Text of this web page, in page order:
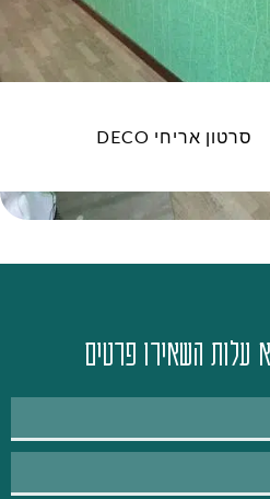
סרטון אריחי DECO
עלות השאירו פרטים